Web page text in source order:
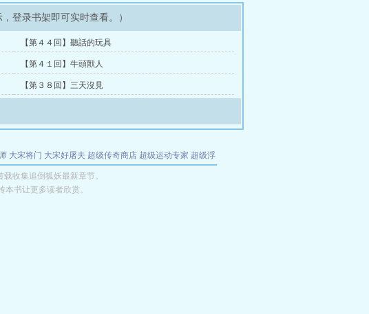
登录书架即可实时查看。）
【第４４回】聽話的玩具
【第４１回】牛頭獸人
【第３８回】三天沒見
大宋将门 大宋好屠夫 超级传奇商店 超级运动专家 超级浮
聊天群 某美漫的特工 我夺舍了魔皇
收集追倒狐妖最新章节。
书让更多读者欣赏。